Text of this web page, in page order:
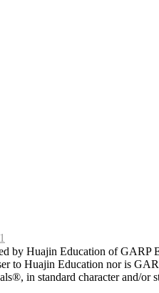
Huajin Education of GARP
to Huajin Education nor is
in standard character and/or